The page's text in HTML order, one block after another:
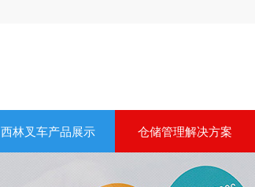
西林叉车产品展示 仓储管理解决方案